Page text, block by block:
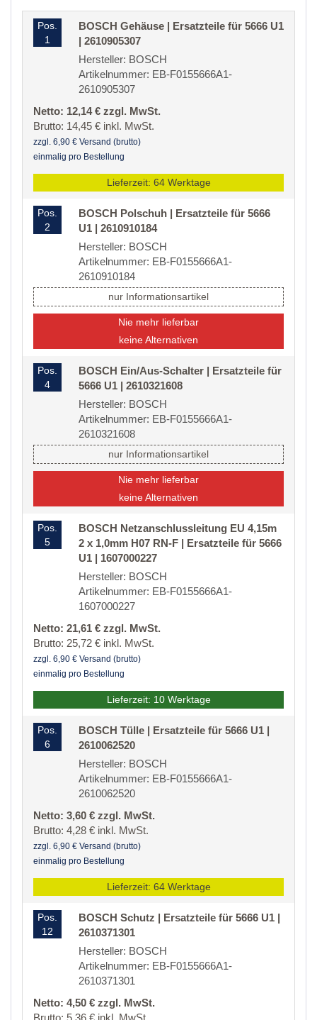
Pos.
1
BOSCH Gehäuse | Ersatzteile für 5666 U1
| 2610905307
Hersteller: BOSCH
Artikelnummer: EB-F0155666A1-
2610905307
Netto: 12,14 € zzgl. MwSt.
Brutto: 14,45 € inkl. MwSt.
zzgl. 6,90 € Versand (brutto)
einmalig pro Bestellung
Lieferzeit: 64 Werktage
Pos.
2
BOSCH Polschuh | Ersatzteile für 5666
U1 | 2610910184
Hersteller: BOSCH
Artikelnummer: EB-F0155666A1-
2610910184
nur Informationsartikel
Nie mehr lieferbar
keine Alternativen
Pos.
4
BOSCH Ein/Aus-Schalter | Ersatzteile für
5666 U1 | 2610321608
Hersteller: BOSCH
Artikelnummer: EB-F0155666A1-
2610321608
nur Informationsartikel
Nie mehr lieferbar
keine Alternativen
Pos.
5
BOSCH Netzanschlussleitung EU 4,15m
2 x 1,0mm H07 RN-F | Ersatzteile für 5666
U1 | 1607000227
Hersteller: BOSCH
Artikelnummer: EB-F0155666A1-
1607000227
Netto: 21,61 € zzgl. MwSt.
Brutto: 25,72 € inkl. MwSt.
zzgl. 6,90 € Versand (brutto)
einmalig pro Bestellung
Lieferzeit: 10 Werktage
Pos.
6
BOSCH Tülle | Ersatzteile für 5666 U1 |
2610062520
Hersteller: BOSCH
Artikelnummer: EB-F0155666A1-
2610062520
Netto: 3,60 € zzgl. MwSt.
Brutto: 4,28 € inkl. MwSt.
zzgl. 6,90 € Versand (brutto)
einmalig pro Bestellung
Lieferzeit: 64 Werktage
Pos.
12
BOSCH Schutz | Ersatzteile für 5666 U1 |
2610371301
Hersteller: BOSCH
Artikelnummer: EB-F0155666A1-
2610371301
Netto: 4,50 € zzgl. MwSt.